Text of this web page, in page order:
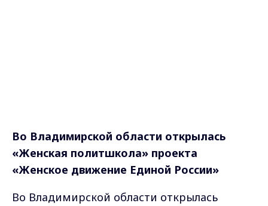
Во Владимирской области открылась
«Женская политшкола» проекта
«Женское движение Единой России»
Во Владимирской области открылась